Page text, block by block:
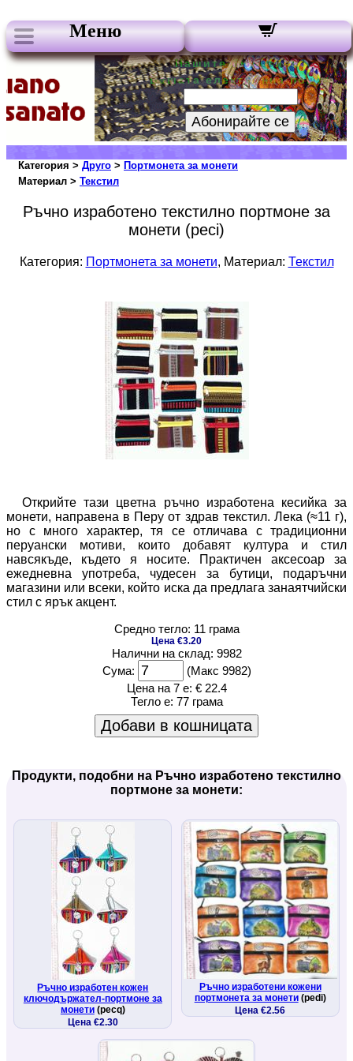
Меню
Нашите бюлетини:
Вашата електронна поща:
Абонирайте се
Категория > Друго > Портмонета за монети
Материал > Текстил
Ръчно изработено текстилно портмоне за
монети (peci)
Категория: Портмонета за монети, Материал: Текстил
Открийте тази цветна ръчно изработена кесийка за
монети, направена в Перу от здрав текстил. Лека (≈11 г),
но с много характер, тя се отличава с традиционни
перуански мотиви, които добавят култура и стил
навсякъде, където я носите. Практичен аксесоар за
ежедневна употреба, чудесен за бутици, подаръчни
магазини или всеки, който иска да предлага занаятчийски
стил с ярък акцент.
Средно тегло: 11 грама
Цена €3.20
Налични на склад: 9982
Сума:
(Макс 9982)
Цена на 7 е: € 22.4
Тегло е: 77 грама
Добави в кошницата
Продукти, подобни на Ръчно изработено текстилно
портмоне за монети:
Ръчно изработен кожен
ключодържател-портмоне за
монети(pecq)
Цена €2.30
Ръчно изработени кожени
портмонета за монети(pedi)
Цена €2.56